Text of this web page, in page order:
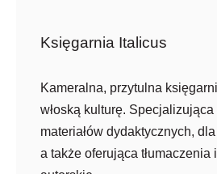
Księgarnia Italicus
Kameralna, przytulna
włoską kulturę.
materiałów dydaktycznych,
a także oferująca tłumaczenia